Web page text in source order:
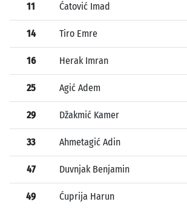
11 Ćatović Imad
14 Tiro Emre
16 Herak Imran
25 Agić Adem
29 Džakmić Kamer
33 Ahmetagić Adin
47 Duvnjak Benjamin
49 Ćuprija Harun